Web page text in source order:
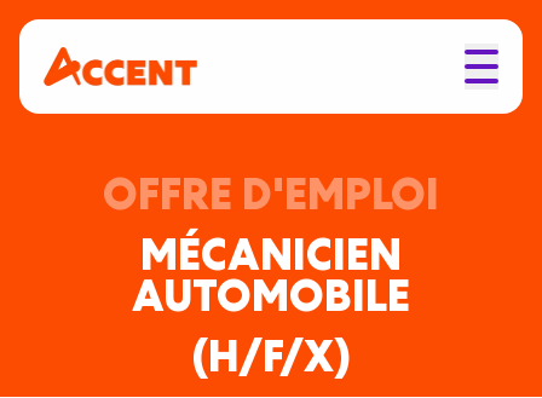
OFFRE D'EMPLOI
MÉCANICIEN
AUTOMOBILE
(H/F/X)